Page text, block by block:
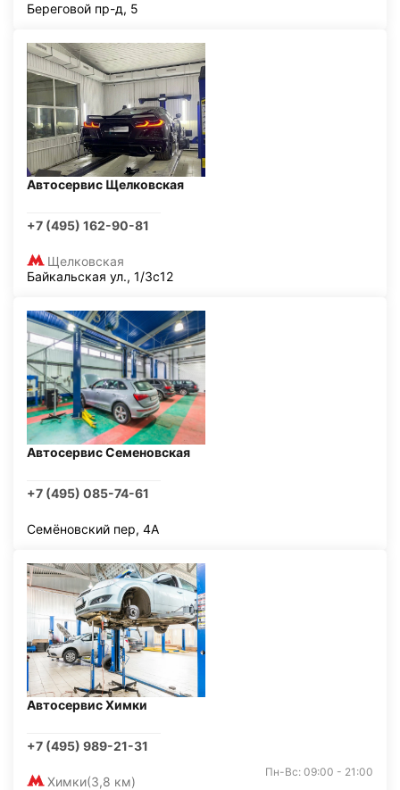
Береговой пр-д, 5
Автосервис Щелковская
+7 (495) 162-90-81
Щелковская
Байкальская ул., 1/3с12
Автосервис Семеновская
+7 (495) 085-74-61
Семёновский пер, 4А
Автосервис Химки
+7 (495) 989-21-31
Химки(3,8 км)
Пн-Вс: 09:00 - 21:00